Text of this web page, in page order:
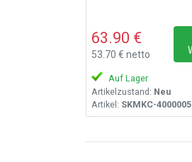
63.90 €
53.70 € netto
Auf Lager
Artikelzustand: Neu
Artikel: SKMKC-4000005